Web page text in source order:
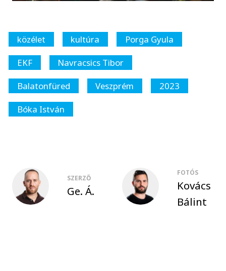
közélet kultúra
Porga Gyula
EKF
Navracsics Tibor
Balatonfüred
Veszprém
2023
Bóka István
SZERZŐ
Ge. Á.
FOTÓS
Kovács
Bálint